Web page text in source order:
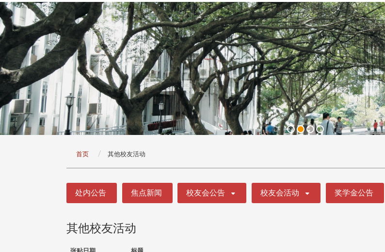
首页 其他校友活动
处内公告 焦点新闻 校友会公告 校友会活动 奖学金公告
其他校友活动